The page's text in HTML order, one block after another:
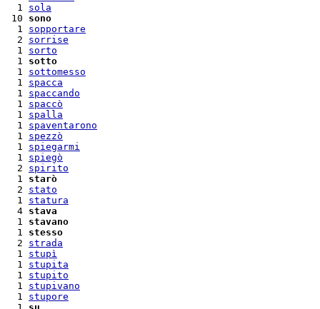
  1
sola
10 sono
  1
sopportare
  2
sorrise
  1
sorto
  1
sotto
  1
sottomesso
  1
spacca
  1
spaccando
  1
spaccò
  1
spalla
  1
spaventarono
  1
spezzò
  1
spiegarmi
  1
spiegò
  2
spirito
  1
starò
  2
stato
  1
statura
  4
stava
  1
stavano
  1
stesso
  2
strada
  1
stupì
  1
stupita
  1
stupito
  1
stupivano
  1
stupore